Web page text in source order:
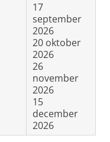
17
september
2026
20 oktober
2026
26
november
2026
15
december
2026